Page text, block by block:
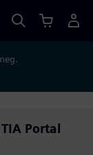
Portal